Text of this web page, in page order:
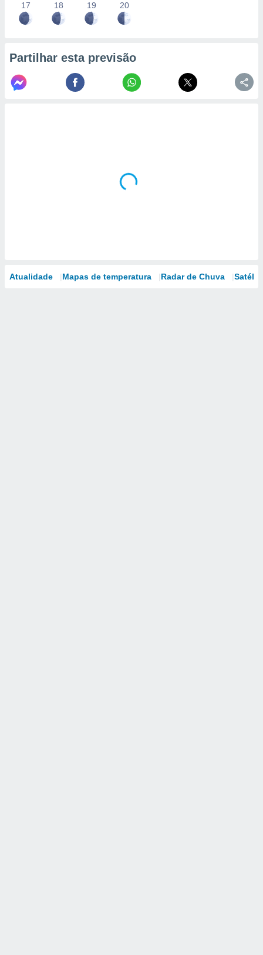
17 18 19 20
Partilhar esta previsão
Atualidade Mapas de temperatura Radar de Chuva